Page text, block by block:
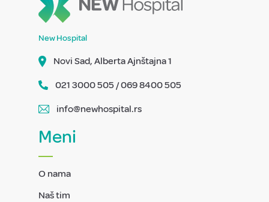
New Hospital
Novi Sad, Alberta Ajnštajna 1
021 3000 505 / 069 8400 505
info@newhospital.rs
Meni
O nama
Naš tim